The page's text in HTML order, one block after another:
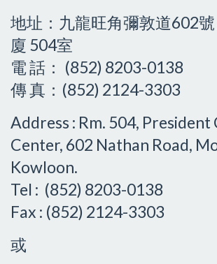
地址：九龍旺角彌敦道602
廈 504室
電 話： (852) 8203-0138
傳 真：(852) 2124-3303
Address : Rm. 504,
Center, 602 Nathan Road,
Kowloon.
Tel : (852) 8203-0138
Fax : (852) 2124-3303
或